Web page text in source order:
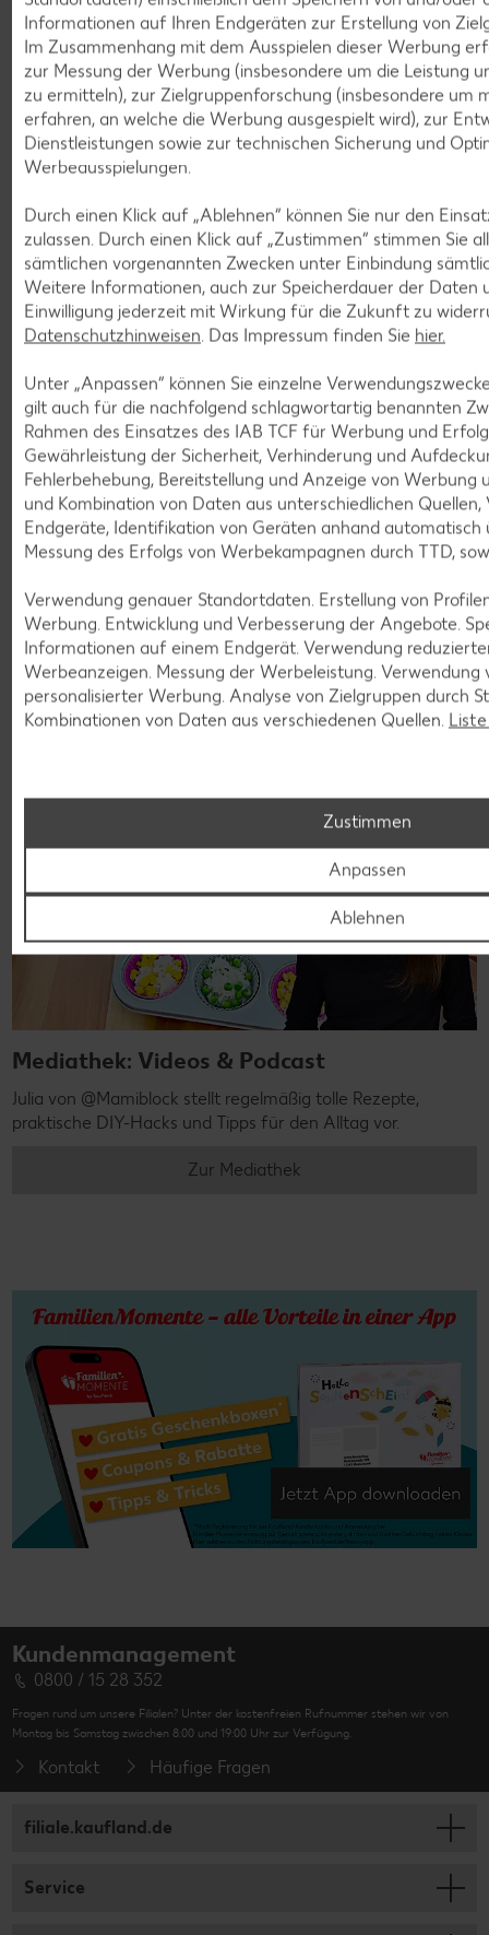
Zum Ratgeber
Ratgeber: Kind
Die Zeit vergeht wie im Flug. Mittlerweile kann dein Kind die
Welt auf eigene Faust erkunden. Hilf ihm dabei auf
spielerische Art und Weise. Wir haben zahlreiche Ideen für
Zum Ratgeber
Mediathek: Videos & Podcast
Julia von @Mamiblock stellt regelmäßig tolle Rezepte,
praktische DIY-Hacks und Tipps für den Alltag vor.
Zur Mediathek
Kundenmanagement
0800 / 15 28 352
Fragen rund um unsere Filialen? Unter der kostenfreien Rufnummer stehen wir von
Montag bis Samstag zwischen 8:00 und 19:00 Uhr zur Verfügung.
Kontakt Häufige Fragen
filiale.kaufland.de
Service
Informationen auf Ihren Endgeräten zur Erstellung von
Im Zusammenhang mit dem Ausspielen dieser Werbung
zur Messung der Werbung (insbesondere um die Leistung
zu ermitteln), zur Zielgruppenforschung (insbesondere um
erfahren, an welche die Werbung ausgespielt wird), zur
Dienstleistungen sowie zur technischen Sicherung und
Werbeausspielungen.
Durch einen Klick auf „Ablehnen“ können Sie nur den
zulassen. Durch einen Klick auf „Zustimmen“ stimmen Sie
sämtlichen vorgenannten Zwecken unter Einbindung
Weitere Informationen, auch zur Speicherdauer der Daten
Einwilligung jederzeit mit Wirkung für die Zukunft zu
Datenschutzhinweisen. Das Impressum finden Sie hier.
Unter „Anpassen“ können Sie einzelne
gilt auch für die nachfolgend schlagwortartig benannten
Rahmen des Einsatzes des IAB TCF für Werbung und
Gewährleistung der Sicherheit, Verhinderung und
Fehlerbehebung, Bereitstellung und Anzeige von Werbung
und Kombination von Daten aus unterschiedlichen
Endgeräte, Identifikation von Geräten anhand
Messung des Erfolgs von Werbekampagnen durch TTD,
Verwendung genauer Standortdaten. Erstellung von
Werbung. Entwicklung und Verbesserung der Angebote.
Informationen auf einem Endgerät. Verwendung
Werbeanzeigen. Messung der Werbeleistung. Verwendung
personalisierter Werbung. Analyse von Zielgruppen durch
Kombinationen von Daten aus verschiedenen Quellen.
Zustimmen
Anpassen
Ablehnen